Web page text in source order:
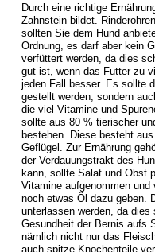
Durch eine richtige
Zahnstein bildet.
sollten Sie dem Hund
Ordnung, es darf aber kein
verfüttert werden, da dies
gut ist, wenn das Futter zu
jeden Fall besser. Es sollte
gestellt werden, sondern
die viel Vitamine und
sollte aus 80 % tierischer
bestehen. Diese besteht
Geflügel. Zur Ernährung
der Verdauungstrakt des
kann, sollte Salat und Obst
Vitamine aufgenommen
noch etwas Öl dazu geben.
unterlassen werden, da
Gesundheit der Bernis aufs
nämlich nicht nur das
auch spitze Knochenteile